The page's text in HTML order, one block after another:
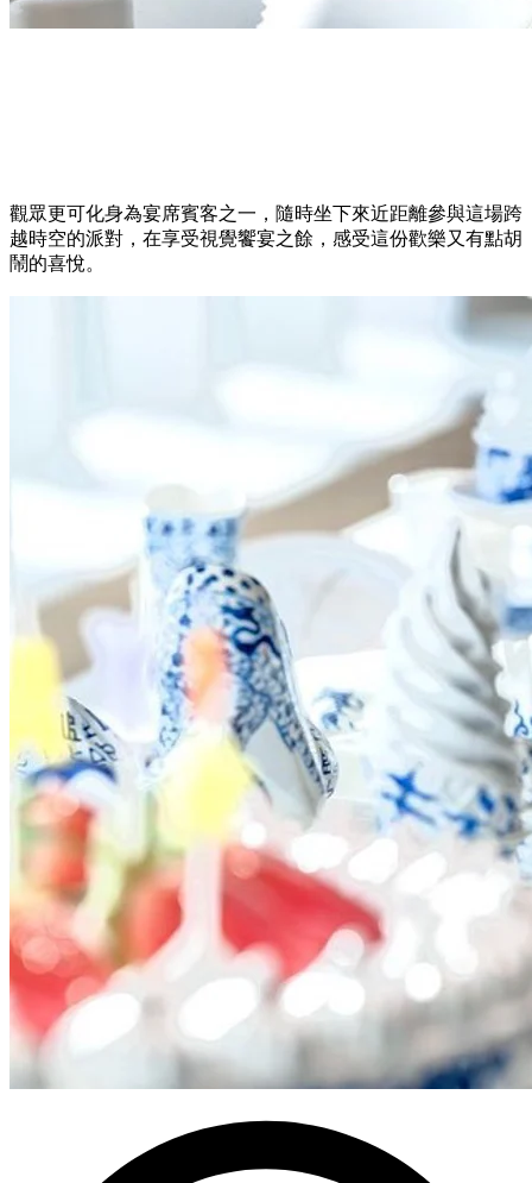
觀眾更可化身為宴席賓客之一，隨時坐下來近距離參與這場跨
越時空的派對，在享受視覺饗宴之餘，感受這份歡樂又有點胡
鬧的喜悅。